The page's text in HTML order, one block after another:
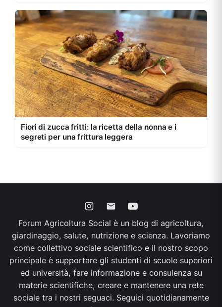
Fiori di zucca fritti: la ricetta della nonna e i
segreti per una frittura leggera
Forum Agricoltura Social è un blog di agricoltura,
giardinaggio, salute, nutrizione e scienza. Lavoriamo
come collettivo sociale scientifico e il nostro scopo
principale è supportare gli studenti di scuole superiori
ed università, fare informazione e consulenza su
materie scientifiche, creare e mantenere una rete
sociale tra i nostri seguaci. Seguici quotidianamente